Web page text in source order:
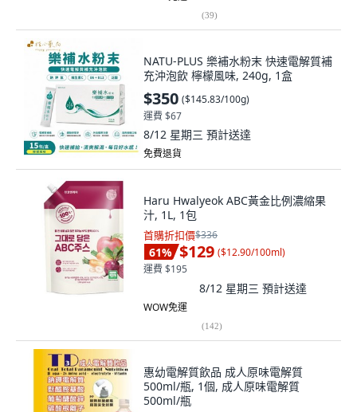
(39)
NATU-PLUS 樂補水粉末 快速電解質補
充沖泡飲 檸檬風味, 240g, 1盒
$350 ($145.83/100g)
運費 $67
8/12 星期三 預計送達
免費退貨
Haru Hwalyeok ABC黃金比例濃縮果
汁, 1L, 1包
首購折扣價$336
61% $129 ($12.90/100ml)
運費 $195
8/12 星期三 預計送達
WOW免運
(142)
惠幼電解質飲品 成人原味電解質
500ml/瓶, 1個, 成人原味電解質
500ml/瓶